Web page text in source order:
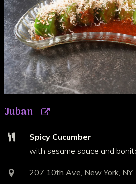
Juban
Spicy Cucumber
with sesame sauce and
207 10th Ave, New York, NY